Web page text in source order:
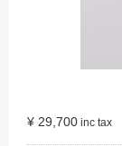
¥ 29,700